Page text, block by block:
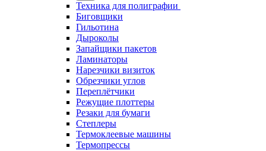
Техника для полиграфии
Биговщики
Гильотина
Дыроколы
Запайщики пакетов
Ламинаторы
Нарезчики визиток
Обрезчики углов
Переплётчики
Режущие плоттеры
Резаки для бумаги
Степлеры
Термоклеевые машины
Термопрессы